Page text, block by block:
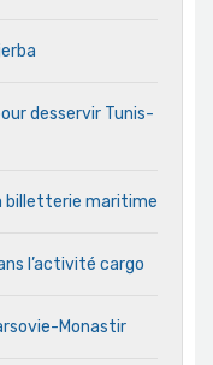
desservir Tunis-
billetterie maritime
l’activité cargo
Monastir